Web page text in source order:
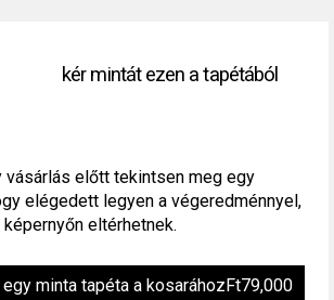
kér mintát ezen a tapétából
vásárlás előtt tekintsen meg egy
elégedett legyen a végeredménnyel,
eltérhetnek.
minta tapéta a kosarához Ft79,000